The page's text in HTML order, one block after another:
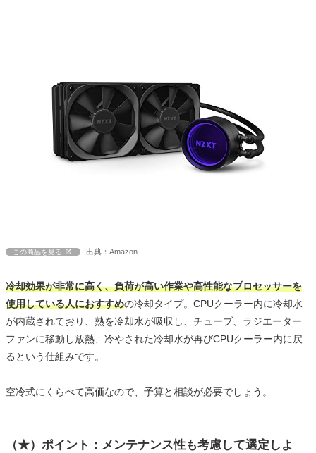
この商品を見る 出典：Amazon
冷却効果が非常に高く、負荷が高い作業や高性能なプロセッサーを
使用している人におすすめの冷却タイプ。CPUクーラー内に冷却水
が内蔵されており、熱を冷却水が吸収し、チューブ、ラジエーター
ファンに移動し放熱、冷やされた冷却水が再びCPUクーラー内に戻
るという仕組みです。
空冷式にくらべて高価なので、予算と相談が必要でしょう。
（★）ポイント：メンテナンス性も考慮して選定しよ